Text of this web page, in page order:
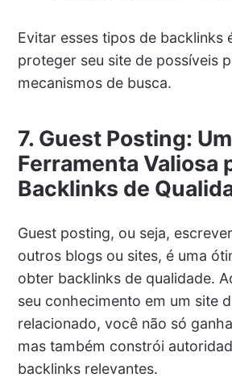
Evitar esses tipos de backlinks
proteger seu site de possíveis
mecanismos de busca.
7. Guest Posting:
Ferramenta Valiosa
Backlinks de
Guest posting, ou seja,
outros blogs ou sites, é uma
obter backlinks de qualidade.
seu conhecimento em um site
relacionado, você não só
mas também constrói
backlinks relevantes.